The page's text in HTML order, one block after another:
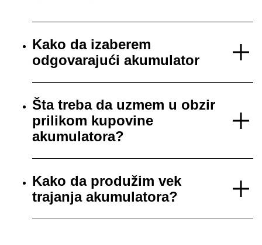
Kako da izaberem
odgovarajući akumulator
Šta treba da uzmem u obzir
prilikom kupovine
akumulatora?
Kako da produžim vek
trajanja akumulatora?